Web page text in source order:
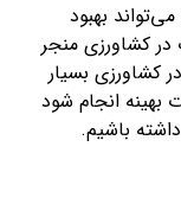
بهبود
کشاورزی منجر
کشاورزی بسیار
انجام شود
باشیم.